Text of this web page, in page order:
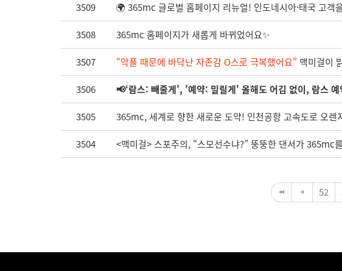
3509 🌍 365mc 글로벌 홈페이지 리뉴얼! 인도네시아·태국 고객
3508 365mc 홈페이지가 새롭게 바뀌었어요✨
3507 “악플 때문에 바닥난 자존감 O스로 극복했어요” 맥미걸이
3506 📢‘람스: 빼줄게', '예약: 밀릴게' 올해도 어김 없이, 람스 예
3505 365mc, 세계로 향한 새로운 도약! 인천공항 고속도로 오
3504 <맥미걸> 스포주의, “스모선수냐?” 뚱뚱한 댄서가 365mc
52